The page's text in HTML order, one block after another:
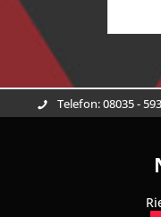
Telefon: 08035 -